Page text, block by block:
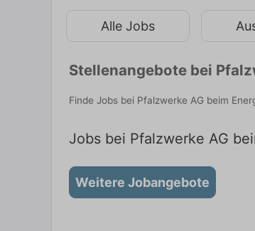
Alle Jobs
Stellenangebote bei
Finde Jobs bei Pfalzwerke AG beim
Jobs bei Pfalzwerke AG
Weitere Jobangebote